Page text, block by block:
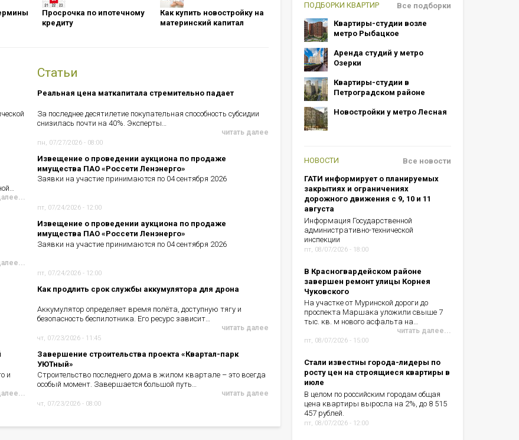
Просрочка по ипотечному
кредиту
Как купить новостройку на
материнский капитал
и
Статьи
Реальная цена маткапитала стремительно падает
За последнее десятилетие покупательная способность субсидии
снизилась почти на 40%. Эксперты…
читать далее
пн, 07/27/2026 - 08:00
Извещение о проведении аукциона по продаже
имущества ПАО «Россети Ленэнерго»
Заявки на участие принимаются по 04 сентября 2026
пт, 07/24/2026 - 12:00
Извещение о проведении аукциона по продаже
имущества ПАО «Россети Ленэнерго»
Заявки на участие принимаются по 04 сентября 2026
пт, 07/24/2026 - 12:00
Как продлить срок службы аккумулятора для дрона
Аккумулятор определяет время полёта, доступную тягу и
безопасность беспилотника. Его ресурс зависит…
читать далее
чт, 07/23/2026 - 11:45
Завершение строительства проекта «Квартал-парк
УЮТный»
Строительство последнего дома в жилом квартале – это всегда
особый момент. Завершается большой путь…
читать далее
чт, 07/23/2026 - 08:00
ПОДБОРКИ КВАРТИР
Квартиры-студии возле
метро Рыбацкое
Аренда студий у метро
Озерки
Квартиры-студии в
Петроградском районе
Новостройки у метро Лесная
Все подборки
НОВОСТИ
ГАТИ информирует о планируемых
закрытиях и ограничениях
дорожного движения с 9, 10 и 11
августа
Информация Государственной
административно-технической
инспекции
пт, 08/07/2026 - 18:00
В Красногвардейском районе
завершен ремонт улицы Корнея
Чуковского
На участке от Муринской дороги до
проспекта Маршака уложили свыше 7
тыс. кв. м нового асфальта на…
читать далее...
пт, 08/07/2026 - 15:00
Стали известны города-лидеры по
росту цен на строящиеся квартиры в
июле
В целом по российским городам общая
цена квартиры выросла на 2%, до 8 515
457 рублей.
пт, 08/07/2026 - 12:00
Все новости